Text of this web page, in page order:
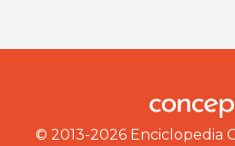
© 2013-2026 Enciclopedia